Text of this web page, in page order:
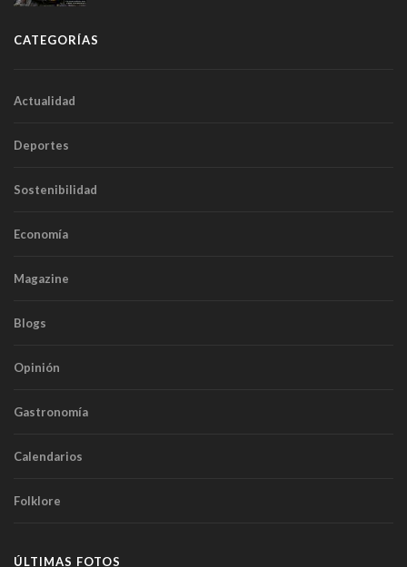
CATEGORÍAS
Actualidad
Deportes
Sostenibilidad
Economía
Magazine
Blogs
Opinión
Gastronomía
Calendarios
Folklore
ÚLTIMAS FOTOS